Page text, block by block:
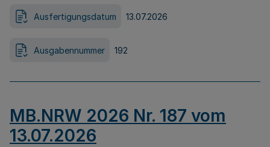
Ausfertigungsdatum 13.07.2026
Ausgabennummer 192
MB.NRW 2026 Nr. 187 vom
13.07.2026